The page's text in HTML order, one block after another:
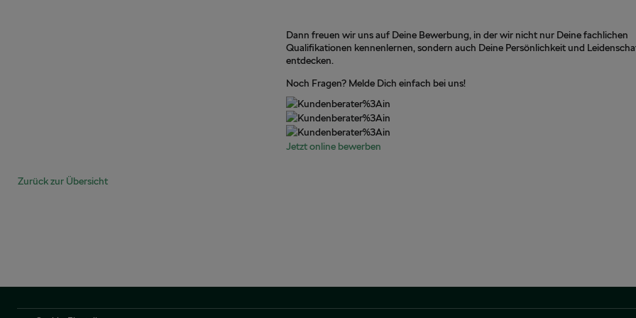
Dann freuen wir uns auf Deine Bewerbung, in der wir nicht nur Deine fachlichen
Qualifikationen kennenlernen, sondern auch Deine Persönlichkeit und
entdecken.
Noch Fragen? Melde Dich einfach bei uns!
Jetzt online bewerben
Zurück zur Übersicht